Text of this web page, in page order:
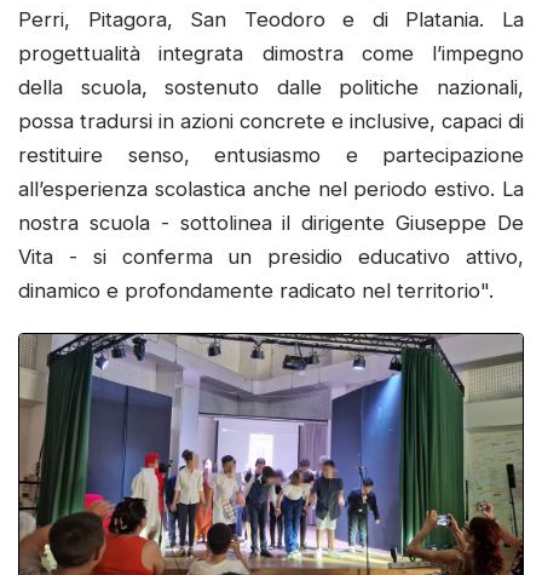
Perri, Pitagora, San Teodoro e di Platania. La
progettualità integrata dimostra come l’impegno
della scuola, sostenuto dalle politiche nazionali,
possa tradursi in azioni concrete e inclusive, capaci di
restituire senso, entusiasmo e partecipazione
all’esperienza scolastica anche nel periodo estivo. La
nostra scuola - sottolinea il dirigente Giuseppe De
Vita - si conferma un presidio educativo attivo,
dinamico e profondamente radicato nel territorio".